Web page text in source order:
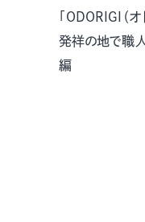
「ODORIGI（
発祥の地で職
編